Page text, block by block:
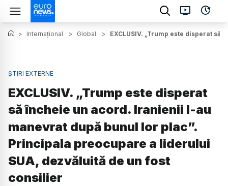
> Internațional > Global > EXCLUSIV. „Trump este disperat
ȘTIRI EXTERNE
EXCLUSIV. „Trump este disperat
să încheie un acord. Iranienii l-au
manevrat după bunul lor plac”.
Principala preocupare a liderului
SUA, dezvăluită de un fost
consilier